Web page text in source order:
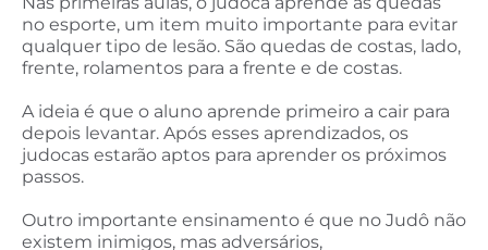
no esporte, um item muito importante para evitar
qualquer tipo de lesão. São quedas de costas, lado,
frente, rolamentos para a frente e de costas.
A ideia é que o aluno aprende primeiro a cair para
depois levantar. Após esses aprendizados, os
judocas estarão aptos para aprender os próximos
passos.
Outro importante ensinamento é que no Judô não
existem inimigos, mas adversários,